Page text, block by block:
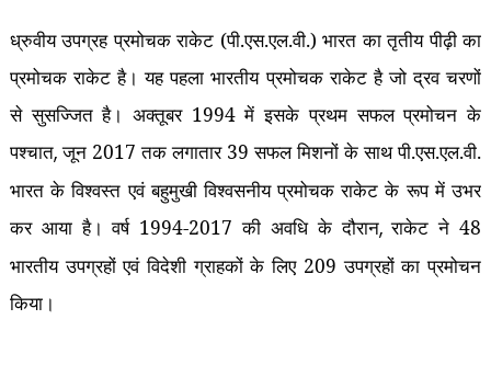
ध्रुवीय उपग्रह प्रमोचक राकेट (पी.एस.एल.वी.) भारत का तृतीय पीढ़ी का
प्रमोचक राकेट है। यह पहला भारतीय प्रमोचक राकेट है जो द्रव चरणों
से सुसज्जित है। अक्‍तूबर 1994 में इसके प्रथम सफल प्रमोचन के
पश्‍चात,जून 2017 तक लगातार 39 सफल मिशनों के साथ पी.एस.एल.वी.
भारत के विश्‍वस्त एवं बहुमुखी विश्‍वसनीय प्रमोचक राकेट के रूप में उभर
कर आया है। वर्ष 1994-2017 की अवधि के दौरान,राकेट ने 48
भारतीय उपग्रहों एवं विदेशी ग्राहकों के लिए 209 उपग्रहों का प्रमोचन
किया।